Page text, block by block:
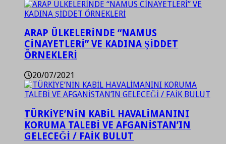
ARAP ÜLKELERİNDE “NAMUS
CİNAYETLERİ” VE KADINA ŞİDDET
ÖRNEKLERİ
20/07/2021
TÜRKİYE’NİN KABİL HAVALİMANINI
KORUMA TALEBİ VE AFGANİSTAN’IN
GELECEĞİ / FAİK BULUT